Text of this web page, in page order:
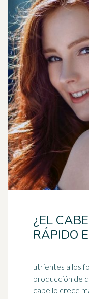
¿EL
RÁPIDO
utrientes a los
producción de
cabello crece